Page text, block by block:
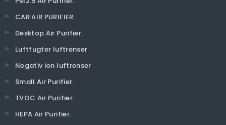
CAR AIR PURIFIER.
Desktop Air Purifier.
Luftfugter luftrenser
Negativ ion luftrenser
Small Air Purifier.
TVOC Air Purifier.
HEPA Air Purifier.